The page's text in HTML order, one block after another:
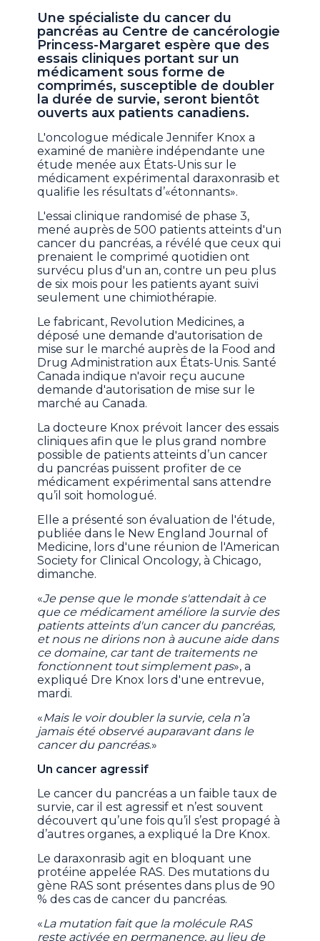
Une spécialiste du cancer du
pancréas au Centre de cancérologie
Princess-Margaret espère que des
essais cliniques portant sur un
médicament sous forme de
comprimés, susceptible de doubler
la durée de survie, seront bientôt
ouverts aux patients canadiens.
L'oncologue médicale Jennifer Knox a
examiné de manière indépendante une
étude menée aux États-Unis sur le
médicament expérimental daraxonrasib et
qualifie les résultats d’«étonnants».
L'essai clinique randomisé de phase 3,
mené auprès de 500 patients atteints d'un
cancer du pancréas, a révélé que ceux qui
prenaient le comprimé quotidien ont
survécu plus d'un an, contre un peu plus
de six mois pour les patients ayant suivi
seulement une chimiothérapie.
Le fabricant, Revolution Medicines, a
déposé une demande d'autorisation de
mise sur le marché auprès de la Food and
Drug Administration aux États-Unis. Santé
Canada indique n'avoir reçu aucune
demande d'autorisation de mise sur le
marché au Canada.
La docteure Knox prévoit lancer des essais
cliniques afin que le plus grand nombre
possible de patients atteints d’un cancer
du pancréas puissent profiter de ce
médicament expérimental sans attendre
qu’il soit homologué.
Elle a présenté son évaluation de l'étude,
publiée dans le New England Journal of
Medicine, lors d'une réunion de l'American
Society for Clinical Oncology, à Chicago,
dimanche.
«Je pense que le monde s'attendait à ce
que ce médicament améliore la survie des
patients atteints d'un cancer du pancréas,
et nous ne dirions non à aucune aide dans
ce domaine, car tant de traitements ne
fonctionnent tout simplement pas», a
expliqué Dre Knox lors d'une entrevue,
mardi.
«Mais le voir doubler la survie, cela n’a
jamais été observé auparavant dans le
cancer du pancréas.»
Un cancer agressif
Le cancer du pancréas a un faible taux de
survie, car il est agressif et n’est souvent
découvert qu’une fois qu’il s’est propagé à
d’autres organes, a expliqué la Dre Knox.
Le daraxonrasib agit en bloquant une
protéine appelée RAS. Des mutations du
gène RAS sont présentes dans plus de 90
% des cas de cancer du pancréas.
«La mutation fait que la molécule RAS
reste activée en permanence, au lieu de